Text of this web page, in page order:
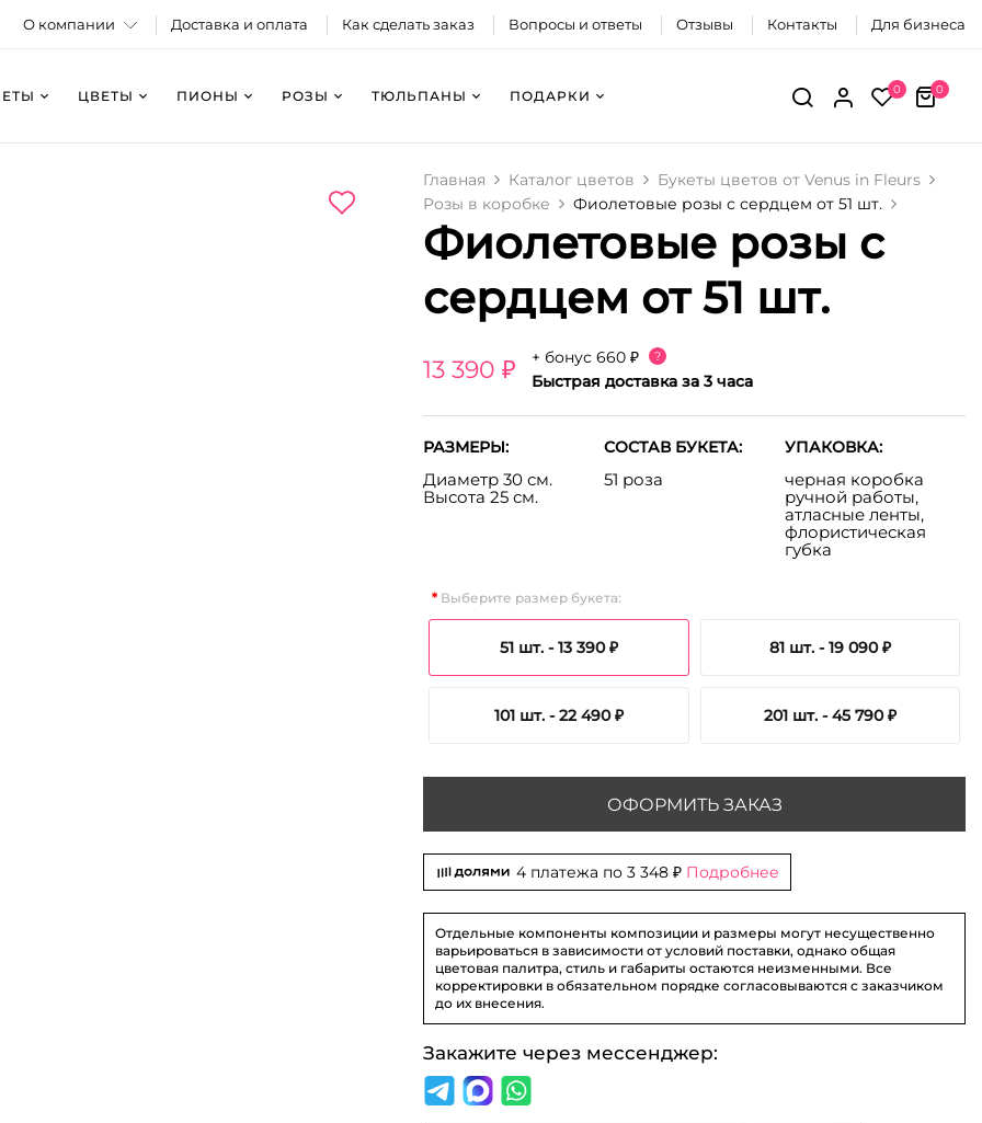
О компании Доставка и оплата Как сделать заказ Вопросы и ответы Отзывы Контакты Для бизнеса
ЦВЕТЫ ПИОНЫ РОЗЫ ТЮЛЬПАНЫ ПОДАРКИ 0 0
На фото 101 шт. - 22 490 ₽
Главная Каталог цветов
Букеты цветов от Venus in Fleurs
Розы в коробке
Фиолетовые розы с сердцем от 51 шт.
Фиолетовые розы с
сердцем от 51 шт.
13 390 ₽ + бонус660 ₽ ?
Быстрая доставка за 3 часа
РАЗМЕРЫ:
Диаметр 30 см.
Высота 25 см.
СОСТАВ БУКЕТА:
51 роза
УПАКОВКА:
черная коробка
ручной работы,
атласные ленты,
флористическая
губка
Выберите размер букета:
51 шт. -13 390 ₽ 81 шт. -19 090 ₽
101 шт. -22 490 ₽ 201 шт. -45 790 ₽
ОФОРМИТЬ ЗАКАЗ
4 платежа по3 348 ₽ Подробнее
Отдельные компоненты композиции и размеры могут несущественно
варьироваться в зависимости от условий поставки, однако общая
цветовая палитра, стиль и габариты остаются неизменными. Все
корректировки в обязательном порядке согласовываются с заказчиком
до их внесения.
Закажите через мессенджер: